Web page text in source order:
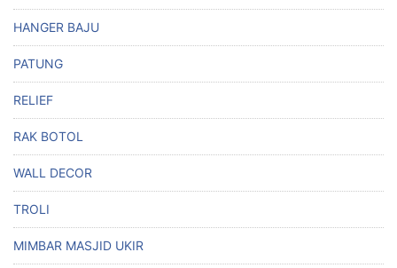
HANGER BAJU
PATUNG
RELIEF
RAK BOTOL
WALL DECOR
TROLI
MIMBAR MASJID UKIR